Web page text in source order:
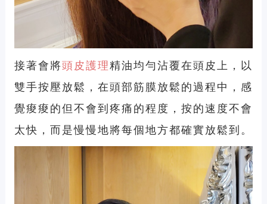
接著會將頭皮護理精油均勻沾覆在頭皮上，以
雙手按壓放鬆，在頭部筋膜放鬆的過程中，感
覺痠痠的但不會到疼痛的程度，按的速度不會
太快，而是慢慢地將每個地方都確實放鬆到。